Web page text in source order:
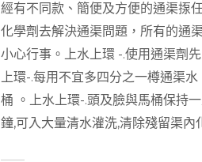
經有不同款、簡便及方便的通渠揼
化學劑去解決通渠問題，所有的通
小心行事。上水上環 -.使用通渠劑
上環-.每用不宜多四分之一樽通渠
桶 。上水上環-.頭及臉與馬桶保持
鐘,可入大量清水灌洗,清除殘留渠內